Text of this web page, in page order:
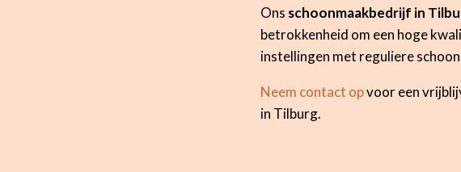
Ons schoonmaakbedrijf in
betrokkenheid om een hoge
instellingen met reguliere
Neem contact opvoor een
in Tilburg.